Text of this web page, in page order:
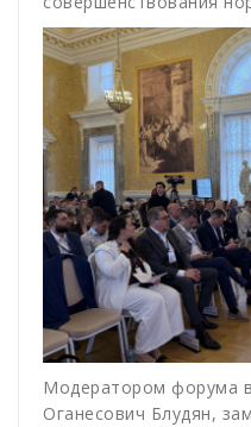
Модератором форума
Оганесович Блудян,